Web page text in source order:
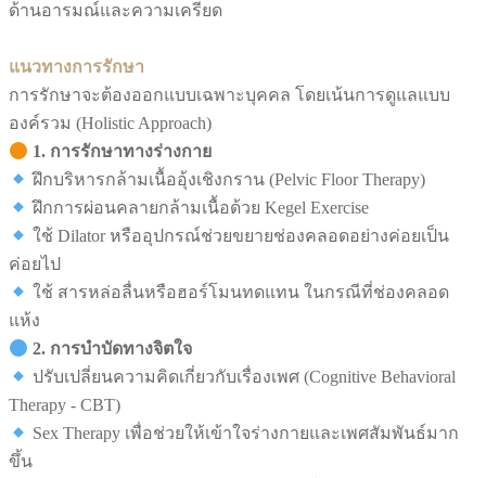
ด้านอารมณ์และความเครียด
แนวทางการรักษา
การรักษาจะต้องออกแบบเฉพาะบุคคล โดยเน้นการดูแลแบบ
องค์รวม (Holistic Approach)
1. การรักษาทางร่างกาย
ฝึกบริหารกล้ามเนื้ออุ้งเชิงกราน (Pelvic Floor Therapy)
ฝึกการผ่อนคลายกล้ามเนื้อด้วย Kegel Exercise
ใช้ Dilator หรืออุปกรณ์ช่วยขยายช่องคลอดอย่างค่อยเป็น
ค่อยไป
ใช้ สารหล่อลื่นหรือฮอร์โมนทดแทน ในกรณีที่ช่องคลอด
แห้ง
2. การบำบัดทางจิตใจ
ปรับเปลี่ยนความคิดเกี่ยวกับเรื่องเพศ (Cognitive Behavioral
Therapy - CBT)
Sex Therapy เพื่อช่วยให้เข้าใจร่างกายและเพศสัมพันธ์มาก
ขึ้น